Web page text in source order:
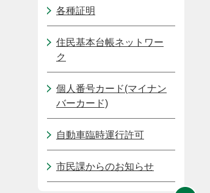
各種証明
住民基本台帳ネットワー
ク
個人番号カード(マイナン
バーカード)
自動車臨時運行許可
市民課からのお知らせ